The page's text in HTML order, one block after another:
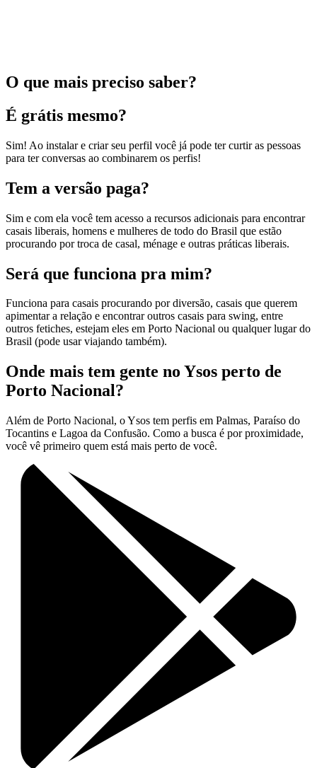
O que mais preciso saber?
É grátis mesmo?
Sim! Ao instalar e criar seu perfil você já pode ter curtir as pessoas
para ter conversas ao combinarem os perfis!
Tem a versão paga?
Sim e com ela você tem acesso a recursos adicionais para encontrar
casais liberais, homens e mulheres de todo do Brasil que estão
procurando por troca de casal, ménage e outras práticas liberais.
Será que funciona pra mim?
Funciona para casais procurando por diversão, casais que querem
apimentar a relação e encontrar outros casais para swing, entre
outros fetiches, estejam eles em Porto Nacional ou qualquer lugar do
Brasil (pode usar viajando também).
Onde mais tem gente no Ysos perto de
Porto Nacional?
Além de Porto Nacional, o Ysos tem perfis em Palmas, Paraíso do
Tocantins e Lagoa da Confusão. Como a busca é por proximidade,
você vê primeiro quem está mais perto de você.